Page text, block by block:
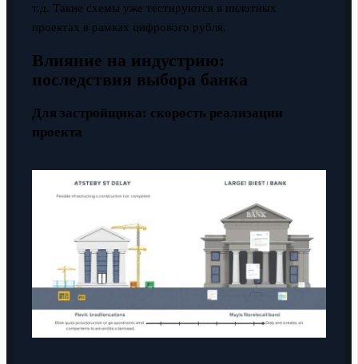
т.д. Такие схемы уже тестируются в пилотных
проектах в рамках цифрового рубля.
Влияние на индустрию:
последствия выбора банка
Для застройщика: скорость реализации
проекта